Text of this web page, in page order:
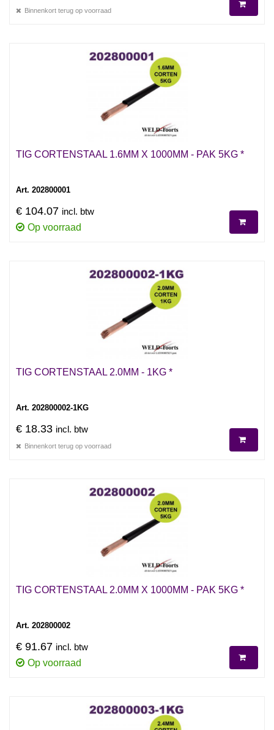
Binnenkort terug op voorraad
TIG CORTENSTAAL 1.6MM X 1000MM - PAK 5KG *
Art. 202800001
€ 104.07 incl. btw
Op voorraad
TIG CORTENSTAAL 2.0MM - 1KG *
Art. 202800002-1KG
€ 18.33 incl. btw
Binnenkort terug op voorraad
TIG CORTENSTAAL 2.0MM X 1000MM - PAK 5KG *
Art. 202800002
€ 91.67 incl. btw
Op voorraad